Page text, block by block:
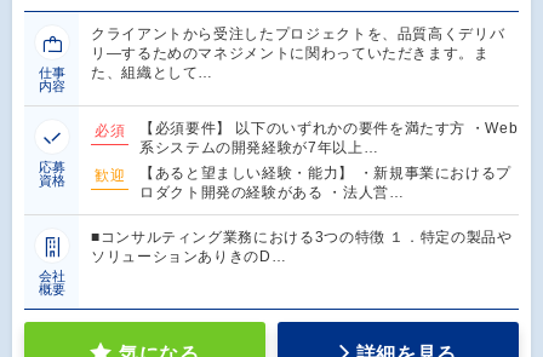
仕事
内容
クライアントから受注したプロジェクトを、品質高くデリバ
リ―するためのマネジメントに関わっていただきます。ま
た、組織として…
応募
資格
必須
【必須要件】 以下のいずれかの要件を満たす方 ・Web
系システムの開発経験が7年以上…
歓迎
【あると望ましい経験・能力】 ・新規事業におけるプ
ロダクト開発の経験がある ・法人営…
会社
概要
■コンサルティング業務における3つの特徴 １．特定の製品や
ソリューションありきのD…